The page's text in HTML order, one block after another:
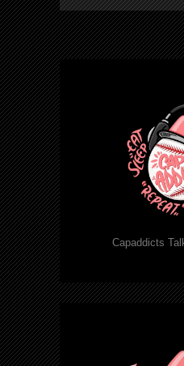
Capaddicts